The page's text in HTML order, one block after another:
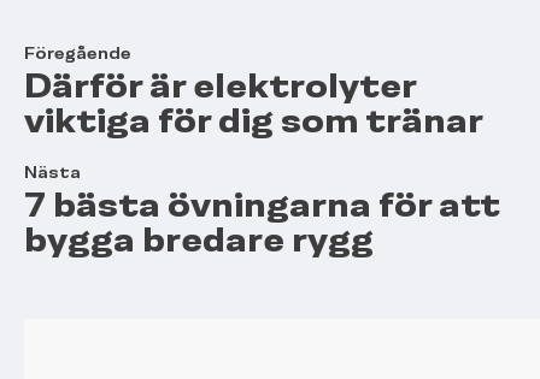
Föregående
Därför är elektrolyter
viktiga för dig som tränar
Nästa
7 bästa övningarna för att
bygga bredare rygg